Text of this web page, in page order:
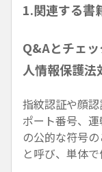
1.関連する書
Q&Aとチェ
人情報保護法
指紋認証や顔
ポート番号、
の公的な符号
と呼び、単体